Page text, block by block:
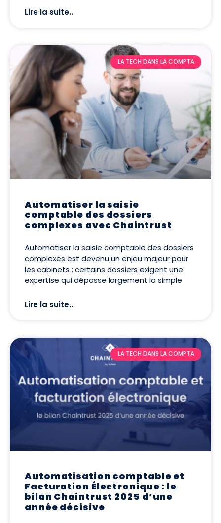
Lire la suite...
LA TECH DANS LA COMPTA
Automatiser la saisie
comptable des dossiers
complexes avec Chaintrust
Automatiser la saisie comptable des dossiers
complexes est devenu un enjeu majeur pour
les cabinets : certains dossiers exigent une
expertise qui dépasse largement la simple
Lire la suite...
LA TECH DANS LA COMPTA
Automatisation comptable et
Facturation Électronique : le
bilan Chaintrust 2025 d’une
année décisive